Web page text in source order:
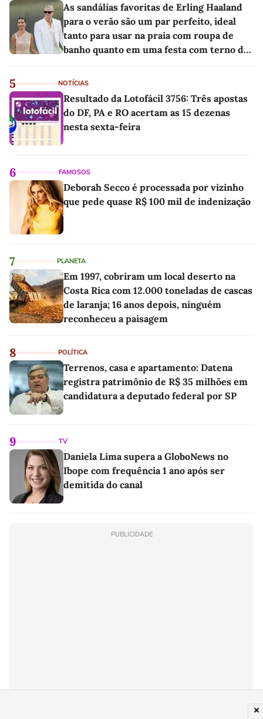
As sandálias favoritas de Erling Haaland
para o verão são um par perfeito, ideal
tanto para usar na praia com roupa de
banho quanto em uma festa com terno de
5 NOTÍCIAS
Resultado da Lotofácil 3756: Três apostas
do DF, PA e RO acertam as 15 dezenas
nesta sexta-feira
6 FAMOSOS
Deborah Secco é processada por vizinho
que pede quase R$ 100 mil de indenização
7 PLANETA
Em 1997, cobriram um local deserto na
Costa Rica com 12.000 toneladas de cascas
de laranja; 16 anos depois, ninguém
reconheceu a paisagem
8 POLÍTICA
Terrenos, casa e apartamento: Datena
registra patrimônio de R$ 35 milhões em
candidatura a deputado federal por SP
9 TV
Daniela Lima supera a GloboNews no
Ibope com frequência 1 ano após ser
demitida do canal
PUBLICIDADE